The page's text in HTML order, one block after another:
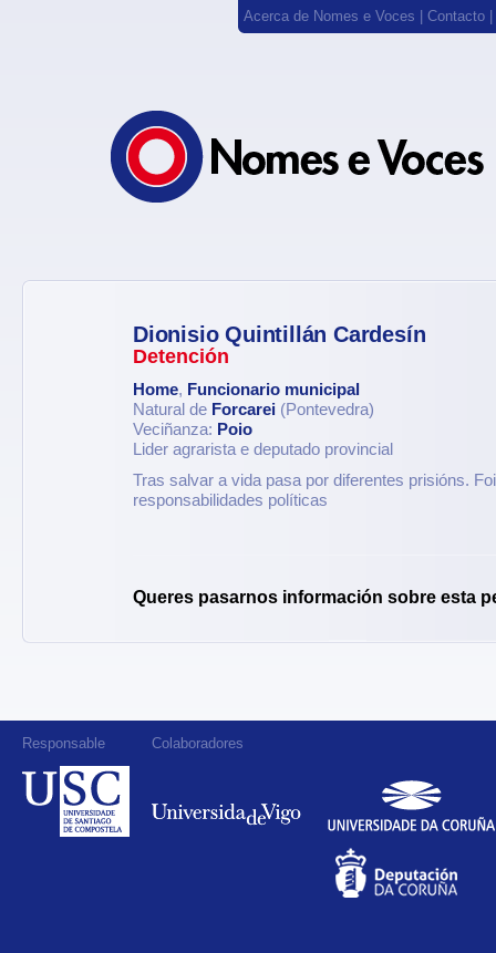
Acerca de Nomes e Voces Contacto
Dionisio Quintillán Cardesín
Detención
Home, Funcionario municipal
Natural de Forcarei (Pontevedra)
Veciñanza: Poio
Lider agrarista e deputado provincial
Tras salvar a vida pasa por diferentes prisións.
responsabilidades políticas
Queres pasarnos información sobre esta
Responsable Colaboradores